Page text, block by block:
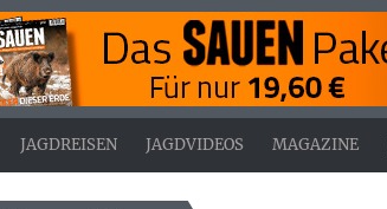
JAGDREISEN JAGDVIDEOS MAGAZINE